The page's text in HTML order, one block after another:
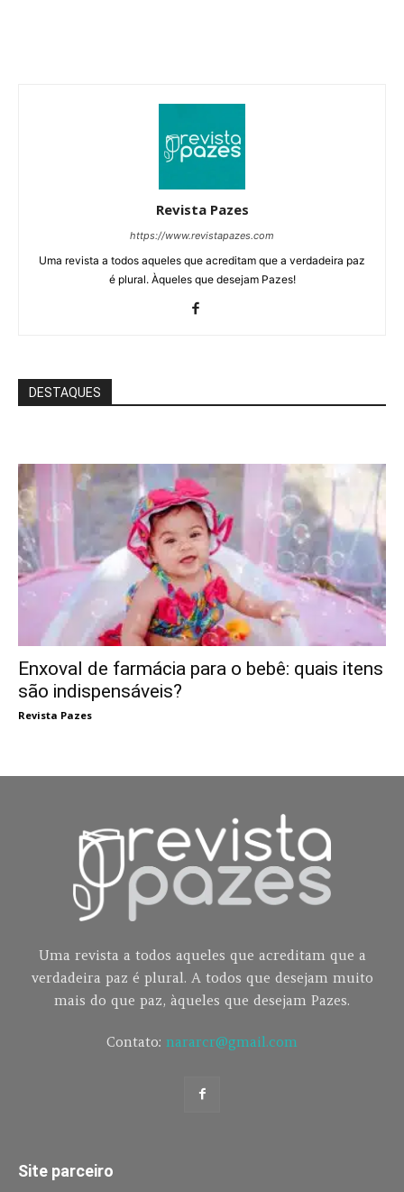
Revista Pazes
https://www.revistapazes.com
Uma revista a todos aqueles que acreditam que a verdadeira paz
é plural. Àqueles que desejam Pazes!
DESTAQUES
Enxoval de farmácia para o bebê: quais itens
são indispensáveis?
Revista Pazes
Uma revista a todos aqueles que acreditam que a
verdadeira paz é plural. A todos que desejam muito
mais do que paz, àqueles que desejam Pazes.
Contato: nararcr@gmail.com
Site parceiro